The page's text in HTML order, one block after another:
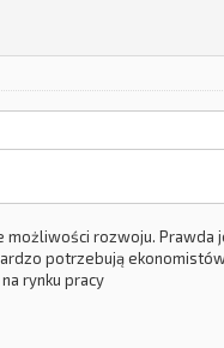
rozwoju. Prawda
potrzebują
rynku pracy